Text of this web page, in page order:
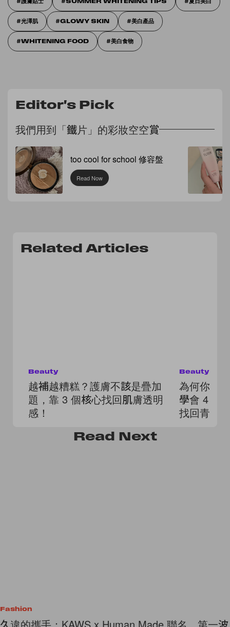
光澤肌 GLOWY SKIN 美白產品
WHITENING FOOD 美白食物
Editor's Pick
我們用到「鐵片」的彩妝空空賞
too cool for school 修容盤
Read Now
Related Articles
Beauty
越補越糟糕？護膚不該是疊加
題，靠 3 個核心找回肌膚透明
感！
Beauty
為何你比
學會 4 招
找回青春
Read Next
Fashion